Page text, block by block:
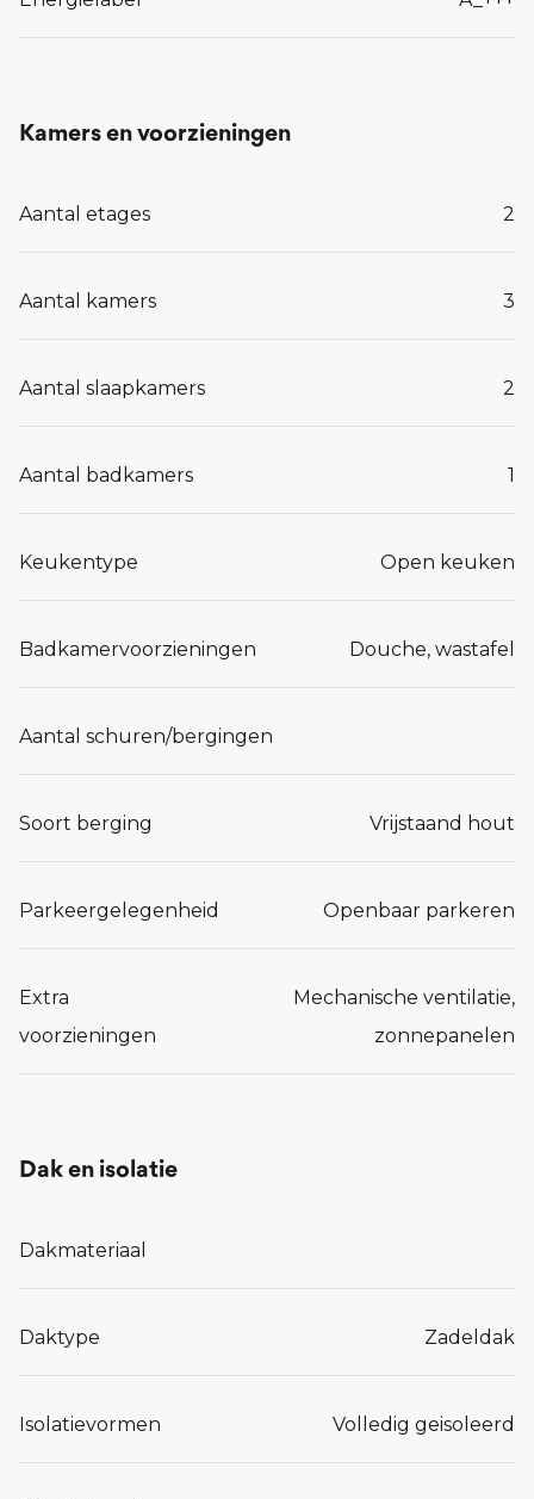
Kamers en voorzieningen
Aantal etages 2
Aantal kamers 3
Aantal slaapkamers 2
Aantal badkamers 1
Keukentype Open keuken
Badkamervoorzieningen Douche, wastafel
Aantal schuren/bergingen
Soort berging Vrijstaand hout
Parkeergelegenheid Openbaar parkeren
Extra
voorzieningen
Mechanische ventilatie,
zonnepanelen
Dak en isolatie
Dakmateriaal
Daktype Zadeldak
Isolatievormen Volledig geisoleerd